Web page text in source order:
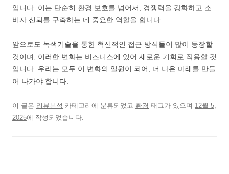
입니다. 이는 단순히 환경 보호를 넘어서, 경쟁력을 강화하고 소
비자 신뢰를 구축하는 데 중요한 역할을 합니다.
앞으로도 녹색기술을 통한 혁신적인 접근 방식들이 많이 등장할
것이며, 이러한 변화는 비즈니스에 있어 새로운 기회로 작용할 것
입니다. 우리는 모두 이 변화의 일원이 되어, 더 나은 미래를 만들
어 나가야 합니다.
이 글은 리뷰분석 카테고리에 분류되었고 환경 태그가 있으며 12월 5,
2025에 작성되었습니다.